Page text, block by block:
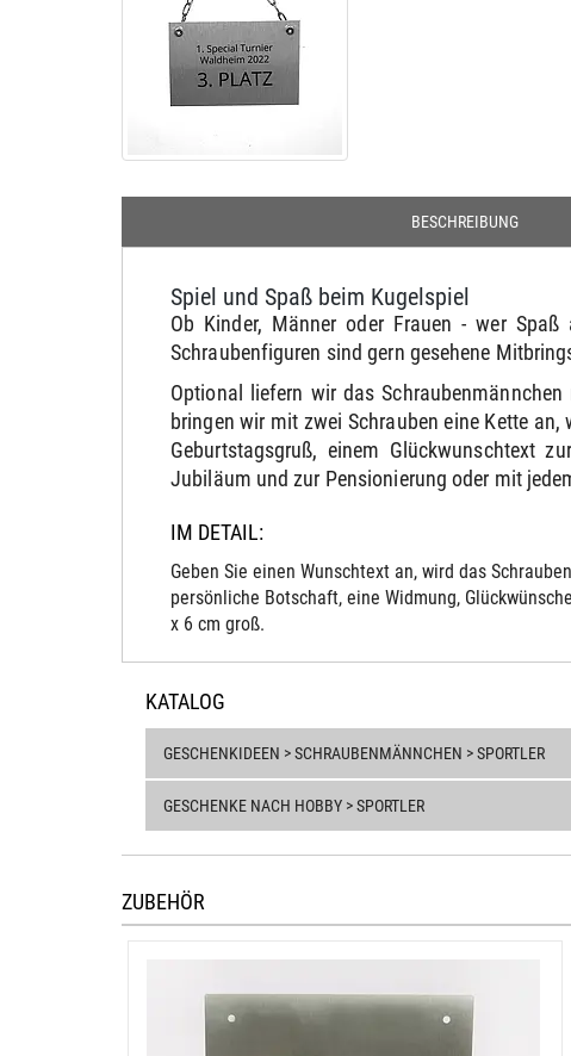
BESCHREIBUNG
Spiel und Spaß beim Kugelspiel
Ob Kinder, Männer oder Frauen - wer
Schraubenfiguren sind gern gesehene
Optional liefern wir das
bringen wir mit zwei Schrauben eine Kette
Geburtstagsgruß, einem Glückwunschtext
Jubiläum und zur Pensionierung oder mit
IM DETAIL:
Geben Sie einen Wunschtext an, wird das
persönliche Botschaft, eine Widmung,
x 6 cm groß.
KATALOG
GESCHENKIDEEN > SCHRAUBENMÄNNCHEN > SPORTLER
GESCHENKE NACH HOBBY > SPORTLER
ZUBEHÖR